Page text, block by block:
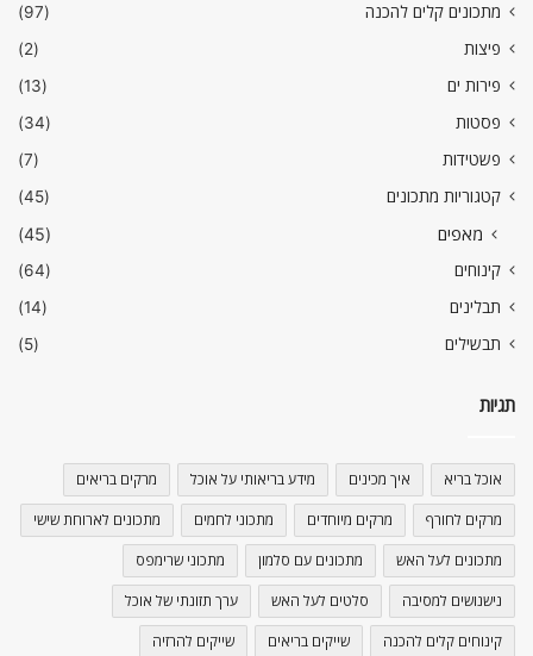
מתכונים קלים להכנה
(97)
פיצות
(2)
פירות ים
(13)
פסטות
(34)
פשטידות
(7)
קטגוריות מתכונים
(45)
מאפים (45)
קינוחים
(64)
תבלינים
(14)
תבשילים
(5)
תגיות
אוכל בריא איך מכינים מידע בריאותי על אוכל מרקים בריאים
מרקים לחורף מרקים מיוחדים מתכוני לחמים מתכונים לארוחת שישי
מתכונים לעל האש מתכונים עם סלמון מתכוני שרימפס
נישנושים למסיבה סלטים לעל האש ערך תזונתי של אוכל
קינוחים קלים להכנה שייקים בריאים שייקים להרזיה